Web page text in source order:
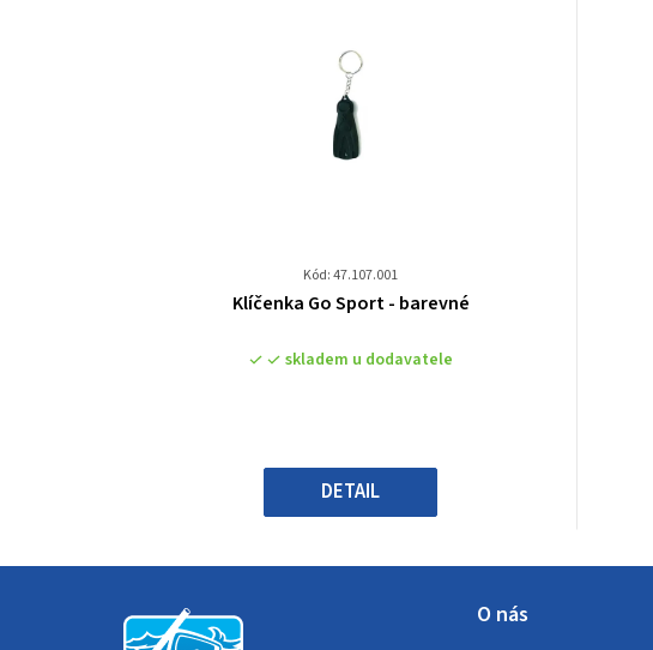
Kód: 47.107.001
Průměrné
produktu
5
hvězdiček.
Klíčenka Go Sport - barevné
skladem u dodavatele
DETAIL
O nás